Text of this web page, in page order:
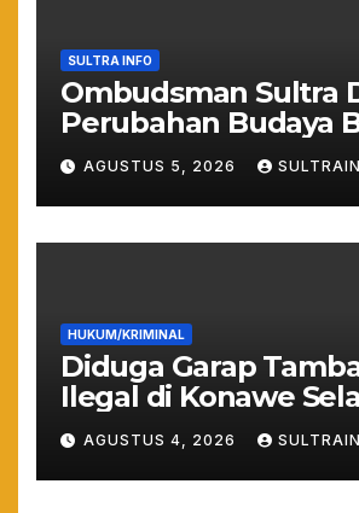
SULTRA INFO
Ombudsman Sultra
Perubahan Budaya
Lewat Penilaian
Maladministrasi 2026
AGUSTUS 5, 2026
HUKUM/KRIMINAL
Diduga Garap
Ilegal di Konawe
Anggota DPRD
Suparjo Resmi Jadi
Tersangka
AGUSTUS 4, 2026